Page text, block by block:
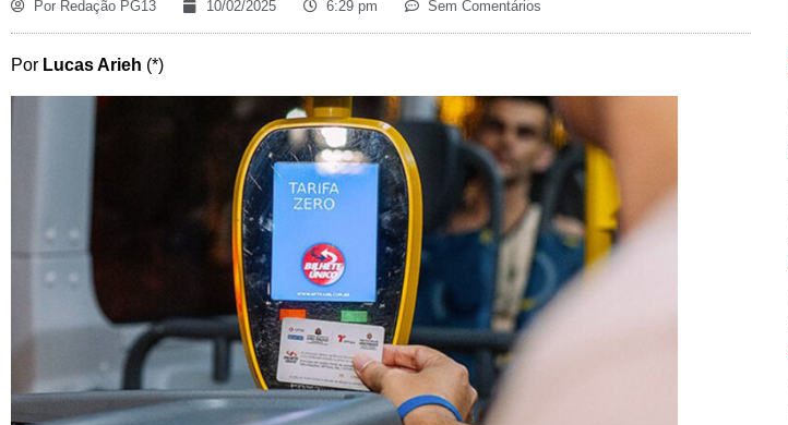
Por Redação PG13 10/02/2025 6:29 pm Sem Comentários
Por Lucas Arieh (*)